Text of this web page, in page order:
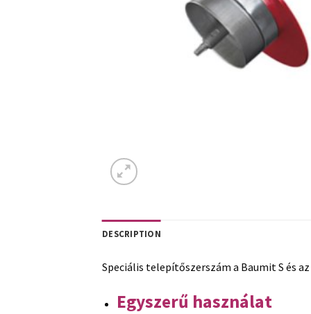
DESCRIPTION
Speciális telepítőszerszám a Baumit S és
Egyszerű használat